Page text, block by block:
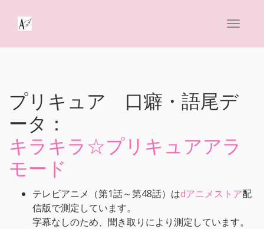
プリキュア 口癖・語尾デ
ータ：
キラキラ☆プリキュアアラ
モード
テレビアニメ（第1話～第48話）はdアニメストア配
信版で測定しています。
字幕なしのため、聞き取りにより測定しています。